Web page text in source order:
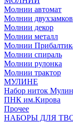
Молнии автомат
Молнии
Молнии декор
Молнии металл
Молнии
Молнии спираль
Молнии рулонка
Молнии трактор
МУЛИНЕ
Набор ниток
ПНК им.Кирова
Прочее
НАБОРЫ ДЛЯ